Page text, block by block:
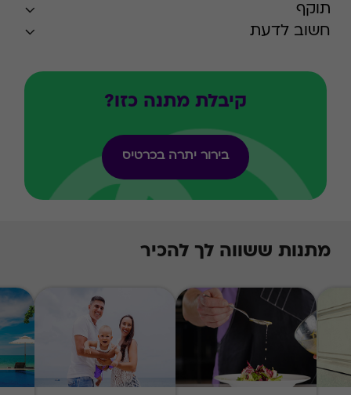
תוקף
חשוב לדעת
קיבלת מתנה כזו?
בירור יתרה בכרטיס
מתנות ששווה לך להכיר